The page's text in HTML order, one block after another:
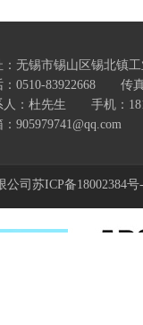
：无锡市锡山区锡北
：0510-83922668 传真
人：杜先生 手机：
：905979741@qq.com
公司 苏ICP备18002384号